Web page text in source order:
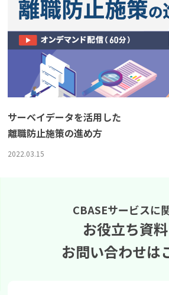
サーベイデータを活用した
離職防止施策の進め方
2022.03.15
CBASEサービスに
お役立ち資料
お問い合わせは